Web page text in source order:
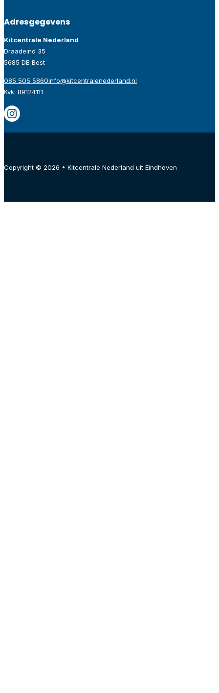
Adresgegevens
Kitcentrale Nederland
Draadeind 35
5685 DB Best
085 505 5860info@kitcentralenederland.nl
Kvk: 89124111
Copyright © 2026 • Kitcentrale Nederland uit Eindhoven